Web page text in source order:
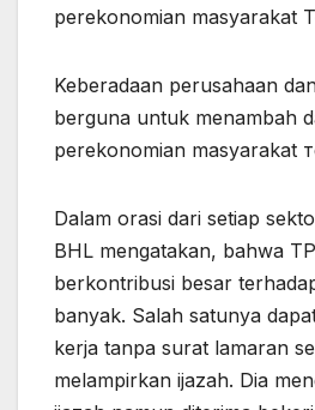
perekonomian masyarakat
Keberadaan perusahaan
berguna untuk menambah
perekonomian masyarakat
Dalam orasi dari setiap
BHL mengatakan, bahwa
berkontribusi besar
banyak. Salah satunya
kerja tanpa surat lamaran
melampirkan ijazah. Dia